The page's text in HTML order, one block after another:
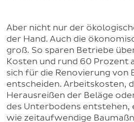
Aber nicht nur der
der Hand. Auch die
groß. So sparen Betriebe
Kosten und rund 60 Prozent
sich für die Renovierung von
entscheiden. Arbeitskosten,
Herausreißen der Beläge
des Unterbodens entstehen,
wie zeitaufwendige